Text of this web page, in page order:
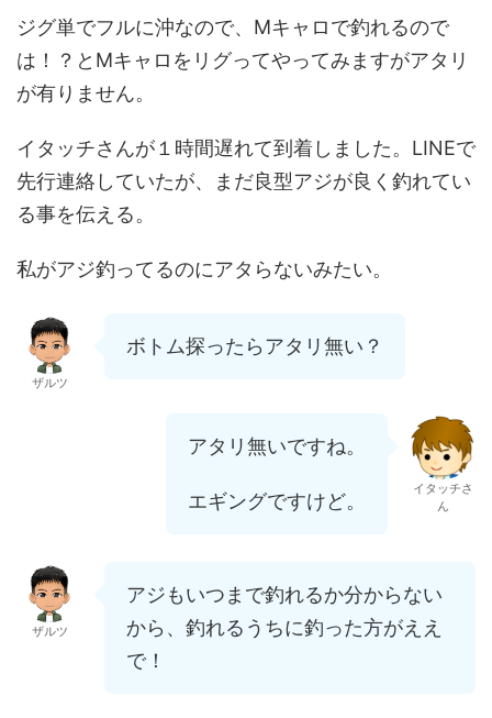
ジグ単でフルに沖なので、Mキャロで釣れるので
は！？とMキャロをリグってやってみますがアタリ
が有りません。
イタッチさんが１時間遅れて到着しました。LINEで
先行連絡していたが、まだ良型アジが良く釣れてい
る事を伝える。
私がアジ釣ってるのにアタらないみたい。
ザルツ
ボトム探ったらアタリ無い？
アタリ無いですね。
エギングですけど。
イタッチさ
ん
ザルツ
アジもいつまで釣れるか分からない
から、釣れるうちに釣った方がええ
で！